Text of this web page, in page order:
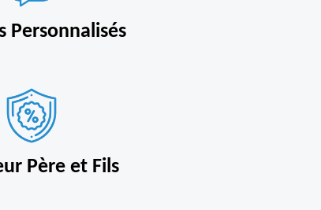
Personnalisés
Père et Fils